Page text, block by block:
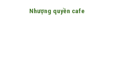
Nhượng quyền cafe